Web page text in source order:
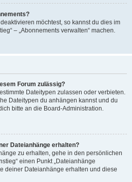
möchtest, so kannst du dies im
– „Abonnements verwalten“ machen.
Forum zulässig?
Dateitypen zulassen oder verbieten.
Dateitypen du anhängen kannst und du
bitte an die Board-Administration.
Dateianhänge erhalten?
zu erhalten, gehe in den persönlichen
einen Punkt „Dateianhänge
deiner Dateianhänge erhalten und diese